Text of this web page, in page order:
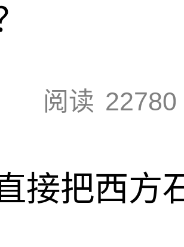
阅读 22780
接把西方